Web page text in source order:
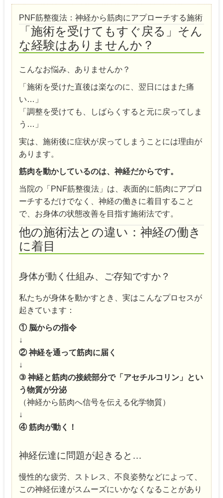
PNF筋整復法：神経から筋肉にアプローチする施術
「施術を受けてもすぐ戻る」そん
な経験はありませんか？
こんなお悩み、ありませんか？
「施術を受けた直後は楽なのに、翌日にはまた痛
い…」
「調整を受けても、しばらくすると元に戻ってしま
う…」
実は、施術後に症状が戻ってしまうことには理由が
あります。
筋肉を動かしているのは、神経だからです。
当院の「PNF筋整復法」は、表面的に筋肉にアプロ
ーチするだけでなく、神経の働きに着目すること
で、お身体の状態改善を目指す施術法です。
他の施術法との違い：神経の働き
に着目
身体が動く仕組み、ご存知ですか？
私たちが身体を動かすとき、実はこんなプロセスが
起きています：
① 脳からの指令
↓
② 神経を通って筋肉に届く
↓
③ 神経と筋肉の接続部分で「アセチルコリン」とい
う物質が分泌
（神経から筋肉へ信号を伝える化学物質）
↓
④ 筋肉が動く！
神経伝達に問題が起きると…
慢性的な疲労、ストレス、不良姿勢などによって、
この神経伝達がスムーズにいかなくなることがあり